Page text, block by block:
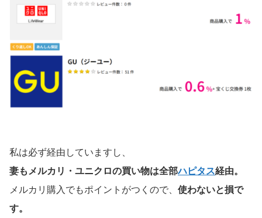
私は必ず経由していますし、
妻もメルカリ・ユニクロの買い物は全部ハピタス経由。
メルカリ購入でもポイントがつくので、 使わないと損で
す。